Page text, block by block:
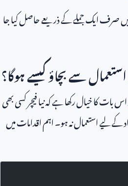
صرف ایک جملے کے ذریعے حاصل کیا جا
سے بچاؤ کیسے ہوگا؟
اس بات کا خیال رکھا ہے کہ نیا فیچر کسی بھی
کے لیے استعمال نہ ہو۔ اہم اقدامات میں